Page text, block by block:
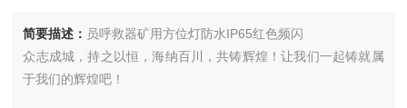
简要描述： 员呼救器矿用方位灯防水IP65红色频闪
众志成城，持之以恒，海纳百川，共铸辉煌！让我们一起铸就属
于我们的辉煌吧！